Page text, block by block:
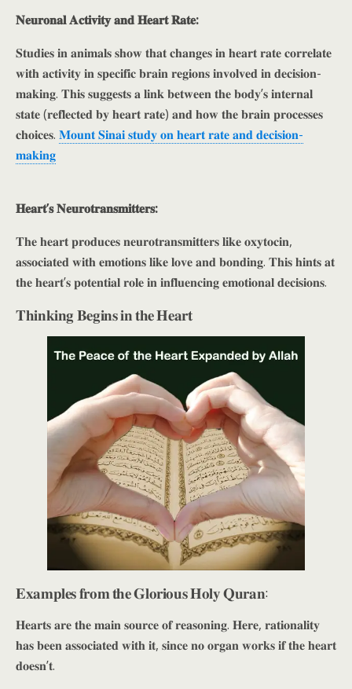
𝐍𝐞𝐮𝐫𝐨𝐧𝐚𝐥 𝐀𝐜𝐭𝐢𝐯𝐢𝐭𝐲 𝐚𝐧𝐝 𝐇𝐞𝐚𝐫𝐭 𝐑𝐚𝐭𝐞:
𝐒𝐭𝐮𝐝𝐢𝐞𝐬 𝐢𝐧 𝐚𝐧𝐢𝐦𝐚𝐥𝐬 𝐬𝐡𝐨𝐰 𝐭𝐡𝐚𝐭 𝐜𝐡𝐚𝐧𝐠𝐞𝐬 𝐢𝐧 𝐡𝐞𝐚𝐫𝐭 𝐫𝐚𝐭𝐞 𝐜𝐨𝐫𝐫𝐞𝐥𝐚𝐭𝐞
𝐰𝐢𝐭𝐡 𝐚𝐜𝐭𝐢𝐯𝐢𝐭𝐲 𝐢𝐧 𝐬𝐩𝐞𝐜𝐢𝐟𝐢𝐜 𝐛𝐫𝐚𝐢𝐧 𝐫𝐞𝐠𝐢𝐨𝐧𝐬 𝐢𝐧𝐯𝐨𝐥𝐯𝐞𝐝 𝐢𝐧 𝐝𝐞𝐜𝐢𝐬𝐢𝐨𝐧-
𝐦𝐚𝐤𝐢𝐧𝐠. 𝐓𝐡𝐢𝐬 𝐬𝐮𝐠𝐠𝐞𝐬𝐭𝐬 𝐚 𝐥𝐢𝐧𝐤 𝐛𝐞𝐭𝐰𝐞𝐞𝐧 𝐭𝐡𝐞 𝐛𝐨𝐝𝐲’𝐬 𝐢𝐧𝐭𝐞𝐫𝐧𝐚𝐥
𝐬𝐭𝐚𝐭𝐞 (𝐫𝐞𝐟𝐥𝐞𝐜𝐭𝐞𝐝 𝐛𝐲 𝐡𝐞𝐚𝐫𝐭 𝐫𝐚𝐭𝐞) 𝐚𝐧𝐝 𝐡𝐨𝐰 𝐭𝐡𝐞 𝐛𝐫𝐚𝐢𝐧 𝐩𝐫𝐨𝐜𝐞𝐬𝐬𝐞𝐬
𝐜𝐡𝐨𝐢𝐜𝐞𝐬. 𝐌𝐨𝐮𝐧𝐭 𝐒𝐢𝐧𝐚𝐢 𝐬𝐭𝐮𝐝𝐲 𝐨𝐧 𝐡𝐞𝐚𝐫𝐭 𝐫𝐚𝐭𝐞 𝐚𝐧𝐝 𝐝𝐞𝐜𝐢𝐬𝐢𝐨𝐧-
𝐦𝐚𝐤𝐢𝐧𝐠
𝐇𝐞𝐚𝐫𝐭’𝐬 𝐍𝐞𝐮𝐫𝐨𝐭𝐫𝐚𝐧𝐬𝐦𝐢𝐭𝐭𝐞𝐫𝐬:
𝐓𝐡𝐞 𝐡𝐞𝐚𝐫𝐭 𝐩𝐫𝐨𝐝𝐮𝐜𝐞𝐬 𝐧𝐞𝐮𝐫𝐨𝐭𝐫𝐚𝐧𝐬𝐦𝐢𝐭𝐭𝐞𝐫𝐬 𝐥𝐢𝐤𝐞 𝐨𝐱𝐲𝐭𝐨𝐜𝐢𝐧,
𝐚𝐬𝐬𝐨𝐜𝐢𝐚𝐭𝐞𝐝 𝐰𝐢𝐭𝐡 𝐞𝐦𝐨𝐭𝐢𝐨𝐧𝐬 𝐥𝐢𝐤𝐞 𝐥𝐨𝐯𝐞 𝐚𝐧𝐝 𝐛𝐨𝐧𝐝𝐢𝐧𝐠. 𝐓𝐡𝐢𝐬 𝐡𝐢𝐧𝐭𝐬 𝐚𝐭
𝐭𝐡𝐞 𝐡𝐞𝐚𝐫𝐭’𝐬 𝐩𝐨𝐭𝐞𝐧𝐭𝐢𝐚𝐥 𝐫𝐨𝐥𝐞 𝐢𝐧 𝐢𝐧𝐟𝐥𝐮𝐞𝐧𝐜𝐢𝐧𝐠 𝐞𝐦𝐨𝐭𝐢𝐨𝐧𝐚𝐥 𝐝𝐞𝐜𝐢𝐬𝐢𝐨𝐧𝐬.
𝐓𝐡𝐢𝐧𝐤𝐢𝐧𝐠 𝐁𝐞𝐠𝐢𝐧𝐬 𝐢𝐧 𝐭𝐡𝐞 𝐇𝐞𝐚𝐫𝐭
𝐄𝐱𝐚𝐦𝐩𝐥𝐞𝐬 𝐟𝐫𝐨𝐦 𝐭𝐡𝐞 𝐆𝐥𝐨𝐫𝐢𝐨𝐮𝐬 𝐇𝐨𝐥𝐲 𝐐𝐮𝐫𝐚𝐧:
𝐇𝐞𝐚𝐫𝐭𝐬 𝐚𝐫𝐞 𝐭𝐡𝐞 𝐦𝐚𝐢𝐧 𝐬𝐨𝐮𝐫𝐜𝐞 𝐨𝐟 𝐫𝐞𝐚𝐬𝐨𝐧𝐢𝐧𝐠. 𝐇𝐞𝐫𝐞, 𝐫𝐚𝐭𝐢𝐨𝐧𝐚𝐥𝐢𝐭𝐲
𝐡𝐚𝐬 𝐛𝐞𝐞𝐧 𝐚𝐬𝐬𝐨𝐜𝐢𝐚𝐭𝐞𝐝 𝐰𝐢𝐭𝐡 𝐢𝐭, 𝐬𝐢𝐧𝐜𝐞 𝐧𝐨 𝐨𝐫𝐠𝐚𝐧 𝐰𝐨𝐫𝐤𝐬 𝐢𝐟 𝐭𝐡𝐞 𝐡𝐞𝐚𝐫𝐭
𝐝𝐨𝐞𝐬𝐧’𝐭.